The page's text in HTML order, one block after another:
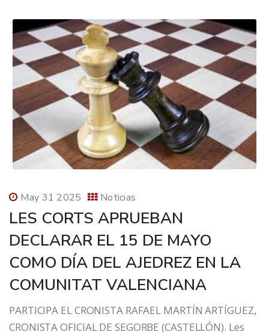
May 31 2025 Noticias
LES CORTS APRUEBAN
DECLARAR EL 15 DE MAYO
COMO DÍA DEL AJEDREZ EN LA
COMUNITAT VALENCIANA
PARTICIPA EL CRONISTA RAFAEL MARTÍN ARTÍGUEZ,
CRONISTA OFICIAL DE SEGORBE (CASTELLÓN). Les